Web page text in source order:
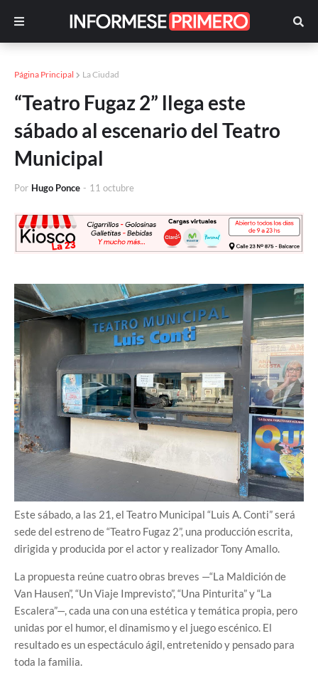
Página Principal La Ciudad
“Teatro Fugaz 2” llega este
sábado al escenario del Teatro
Municipal
Por Hugo Ponce - 11 octubre
Este sábado, a las 21, el Teatro Municipal “Luis A. Conti” será
sede del estreno de “Teatro Fugaz 2”, una producción escrita,
dirigida y producida por el actor y realizador Tony Amallo.
La propuesta reúne cuatro obras breves —“La Maldición de
Van Hausen”, “Un Viaje Imprevisto”, “Una Pinturita” y “La
Escalera”—, cada una con una estética y temática propia, pero
unidas por el humor, el dinamismo y el juego escénico. El
resultado es un espectáculo ágil, entretenido y pensado para
toda la familia.